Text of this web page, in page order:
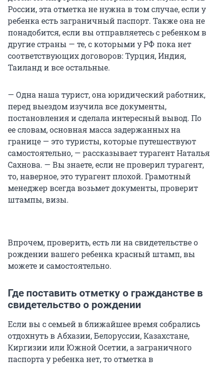
России, эта отметка не нужна в том случае, если у
ребенка есть заграничный паспорт. Также она не
понадобится, если вы отправляетесь с ребенком в
другие страны — те, с которыми у РФ пока нет
соответствующих договоров: Турция, Индия,
Таиланд и все остальные.
— Одна наша турист, она юридический работник,
перед выездом изучила все документы,
постановления и сделала интересный вывод. По
ее словам, основная масса задержанных на
границе — это туристы, которые путешествуют
самостоятельно, — рассказывает турагент Наталья
Сахнова. — Вы знаете, если не проверил турагент,
то, наверное, это турагент плохой. Грамотный
менеджер всегда возьмет документы, проверит
штампы, визы.
Впрочем, проверить, есть ли на свидетельстве о
рождении вашего ребенка красный штамп, вы
можете и самостоятельно.
Где поставить отметку о гражданстве в
свидетельство о рождении
Если вы с семьей в ближайшее время собрались
отдохнуть в Абхазии, Белоруссии, Казахстане,
Киргизии или Южной Осетии, а заграничного
паспорта у ребенка нет, то отметка в